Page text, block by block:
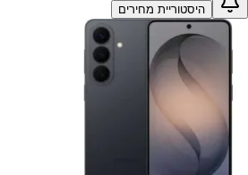
היסטוריית מחירים